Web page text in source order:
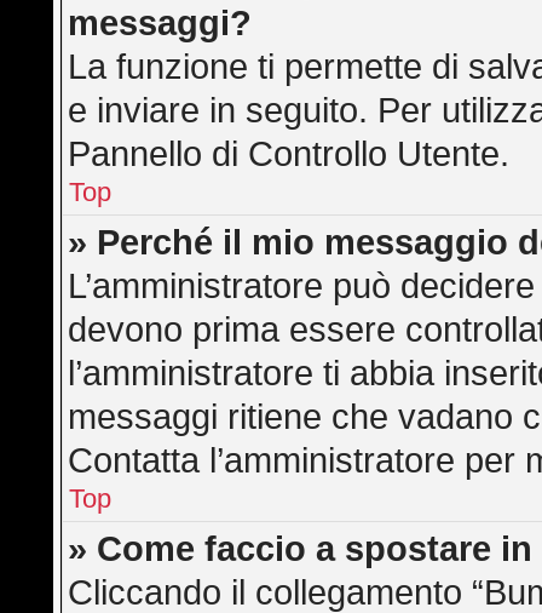
messaggi?
La funzione ti permette di
e inviare in seguito. Per
Pannello di Controllo Utente.
Top
» Perché il mio messaggio
L’amministratore può
devono prima essere
l’amministratore ti abbia
messaggi ritiene che vadano
Contatta l’amministratore per
Top
» Come faccio a spostare
Cliccando il collegamento